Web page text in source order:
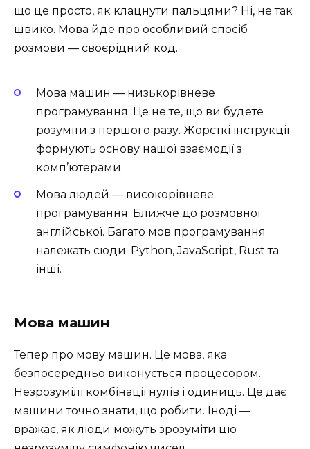
що це просто, як клацнути пальцями? Ні, не так
швико. Мова йде про особливий спосіб
розмови — своєрідний код.
Мова машин — низькорівневе
програмування. Це не те, що ви будете
розуміти з першого разу. Жорсткі інструкції
формують основу нашої взаємодії з
комп’ютерами.
Мова людей — високорівневе
програмування. Ближче до розмовної
англійської. Багато мов програмування
належать сюди: Python, JavaScript, Rust та
інші.
Мова машин
Тепер про мову машин. Це мова, яка
безпосередньо виконується процесором.
Незрозумілі комбінації нулів і одиниць. Це дає
машини точно знати, що робити. Іноді —
вражає, як люди можуть зрозуміти цю